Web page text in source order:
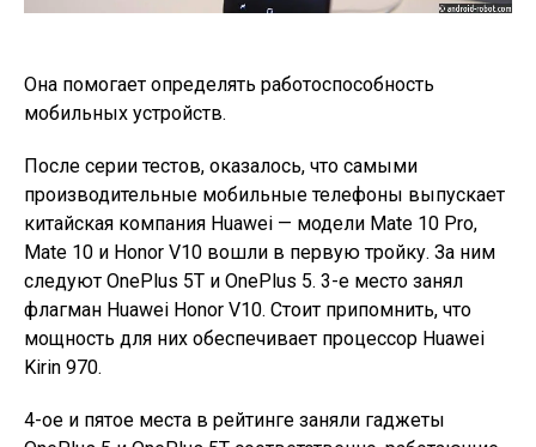
Она помогает определять работоспособность
мобильных устройств.
После серии тестов, оказалось, что самыми
производительные мобильные телефоны выпускает
китайская компания Huawei — модели Mate 10 Pro,
Mate 10 и Honor V10 вошли в первую тройку. За ним
следуют OnePlus 5T и OnePlus 5. 3-е место занял
флагман Huawei Honor V10. Стоит припомнить, что
мощность для них обеспечивает процессор Huawei
Kirin 970.
4-ое и пятое места в рейтинге заняли гаджеты